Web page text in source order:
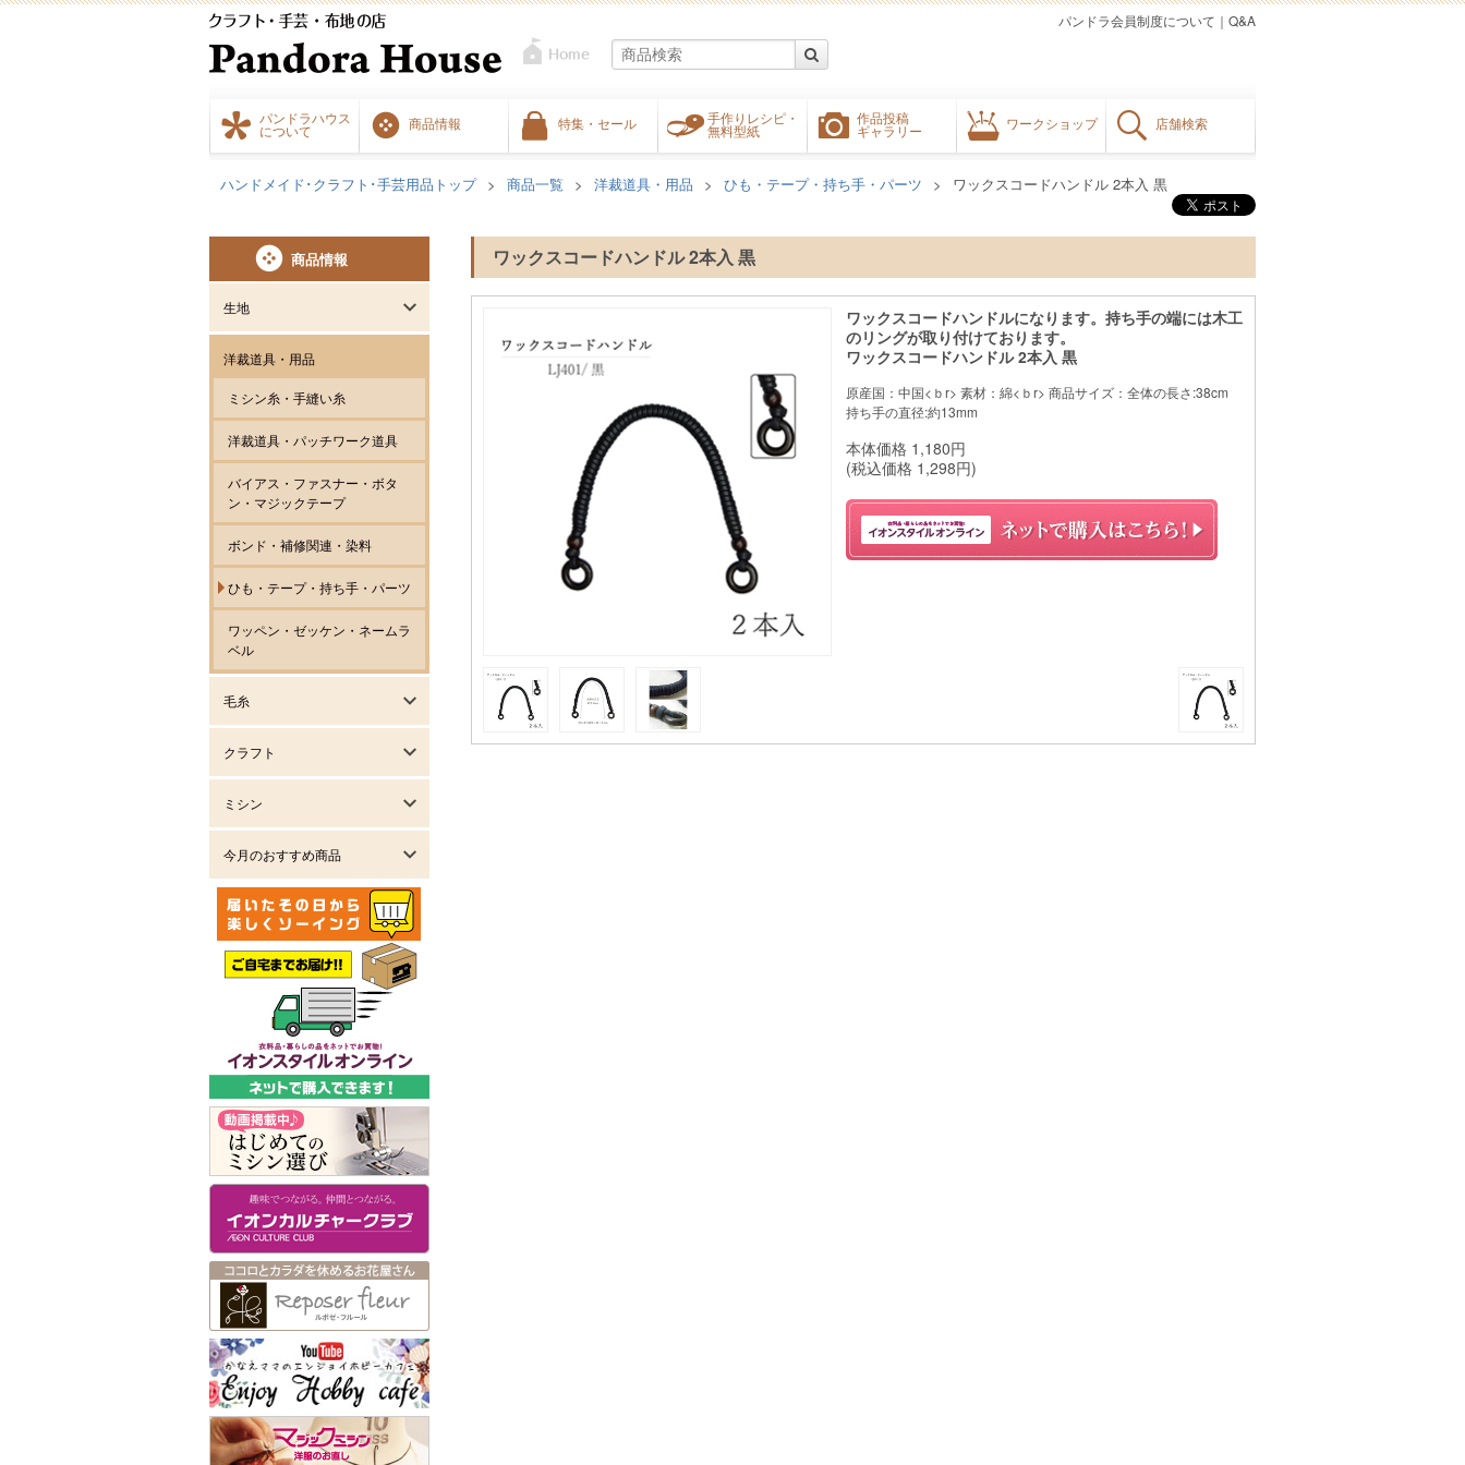
パンドラハウス
について
商品情報 特集・セール
手作りレシピ・
無料型紙
作品投稿
ギャラリー
ワークショップ 店舗検索
Q&A
｜
パンドラ会員制度について
ハンドメイド･クラフト･手芸用品トップ 商品一覧 洋裁道具・用品 ひも・テープ・持ち手・パーツ ワックスコードハンドル 2本入 黒
ワックスコードハンドル 2本入 黒
ワックスコードハンドルになります。持ち手の端には木工
のリングが取り付けております。
ワックスコードハンドル 2本入 黒
原産国：中国<ｂr> 素材：綿<ｂr> 商品サイズ：全体の長さ:38cm
持ち手の直径:約13mm
本体価格 1,180円
(税込価格 1,298円)
商品情報
生地
洋裁道具・用品
ミシン糸・手縫い糸
洋裁道具・パッチワーク道具
バイアス・ファスナー・ボタ
ン・マジックテープ
ボンド・補修関連・染料
ひも・テープ・持ち手・パーツ
ワッペン・ゼッケン・ネームラ
ベル
毛糸
クラフト
ミシン
今月のおすすめ商品